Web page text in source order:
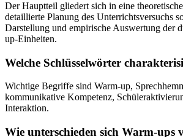
Der Hauptteil gliedert sich in eine
detaillierte Planung des Unterrichtsversuchs
Darstellung und empirische Auswertung der
up-Einheiten.
Welche Schlüsselwörter
Wichtige Begriffe sind Warm-up,
kommunikative Kompetenz,
Interaktion.
Wie unterschieden sich Warm-ups